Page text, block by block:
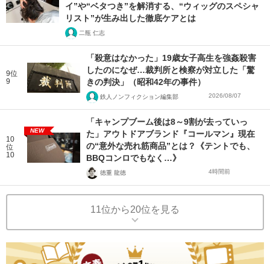
イ”や“ベタつき”を解消する、“ウィッグのスペシャ
リスト”が生み出した徹底ケアとは
二瓶 仁志
9位
9
「殺意はなかった」19歳女子高生を強姦殺害
したのになぜ…裁判所と検察が対立した「驚
きの判決」（昭和42年の事件）
鉄人ノンフィクション編集部 2026/08/07
10
位
10
NEW
「キャンプブーム後は8～9割が去っていっ
た」アウトドアブランド『コールマン』現在
の“意外な売れ筋商品”とは？《テントでも、
BBQコンロでもなく…》
徳重 龍徳 4時間前
11位から20位を見る